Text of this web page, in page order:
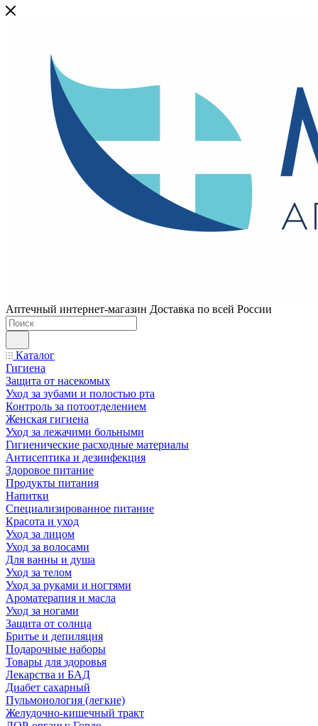
Аптечный интернет-магазин Доставка по всей России
Каталог
Гигиена
Защита от насекомых
Уход за зубами и полостью рта
Контроль за потоотделением
Женская гигиена
Уход за лежачими больными
Гигиенические расходные материалы
Антисептика и дезинфекция
Здоровое питание
Продукты питания
Напитки
Специализированное питание
Красота и уход
Уход за лицом
Уход за волосами
Для ванны и душа
Уход за телом
Уход за руками и ногтями
Ароматерапия и масла
Уход за ногами
Защита от солнца
Бритье и депиляция
Подарочные наборы
Товары для здоровья
Лекарства и БАД
Диабет сахарный
Пульмонология (легкие)
Желудочно-кишечный тракт